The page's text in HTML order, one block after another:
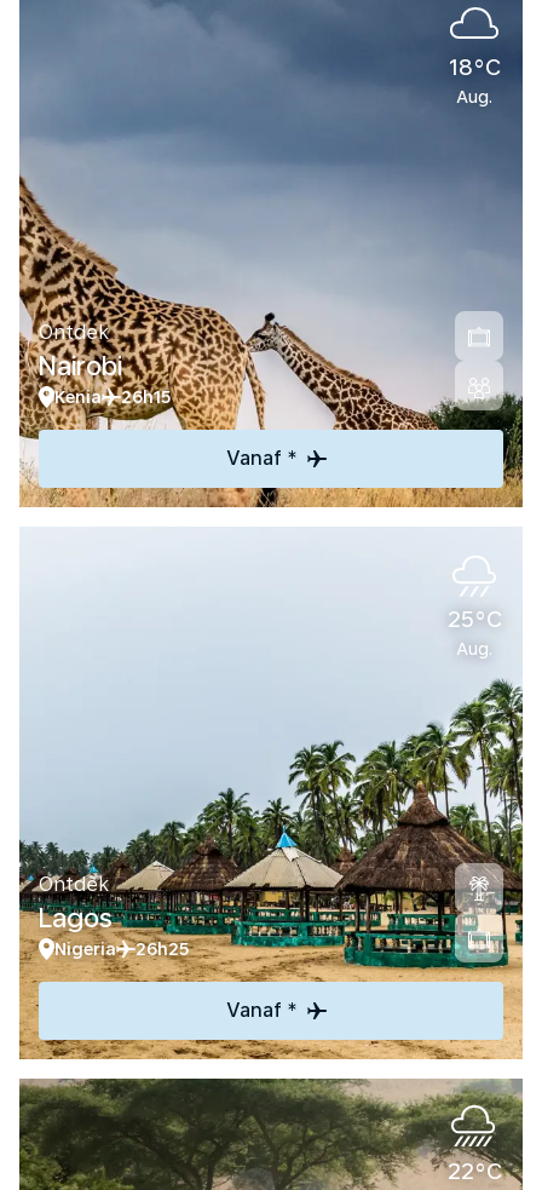
18°C
Aug.
Ontdek
Nairobi
Kenia 26h15
Vanaf *
25°C
Aug.
Ontdek
Lagos
Nigeria 26h25
Vanaf *
22°C